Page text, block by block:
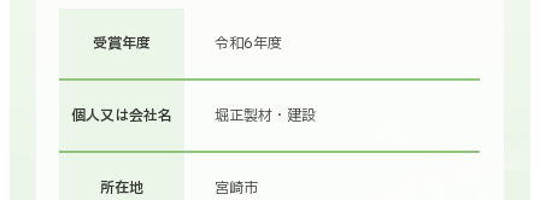
受賞年度 令和6年度
個人又は会社名 堀正製材・建設
所在地 宮崎市